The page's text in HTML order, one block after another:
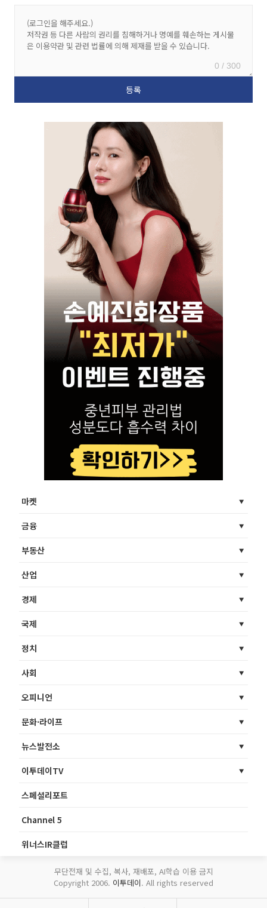
0 / 300
마켓
금융
부동산
산업
경제
국제
정치
사회
오피니언
문화·라이프
뉴스발전소
이투데이TV
스페셜리포트
Channel 5
위너스IR클럽
무단전재 및 수집, 복사, 재배포, AI학습 이용 금지
Copyright 2006. 이투데이. All rights reserved